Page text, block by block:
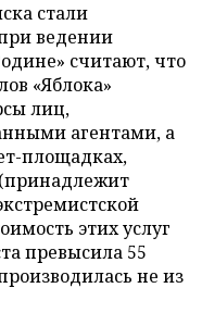
стали
ведении
считают, что
«Яблока»
лиц,
агентами, а
площадках,
этих услуг
превысила 55
не из